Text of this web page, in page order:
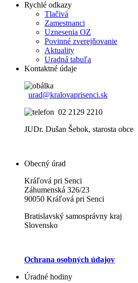
Rychlé odkazy
Tlačivá
Zamestnanci
Uznesenia OZ
Povinné zverejňovanie
Aktuality
Uradná tabuľa
Kontaktné údaje
urad@kralovaprisenci.sk
02 2129 2210
JUDr. Dušan Šebok, starosta obce
Obecný úrad
Kráľová pri Senci
Záhumenská 326/23
90050 Kráľová pri Senci
Bratislavský samosprávny kraj
Slovensko
Ochrana osobných údajov
Úradné hodiny